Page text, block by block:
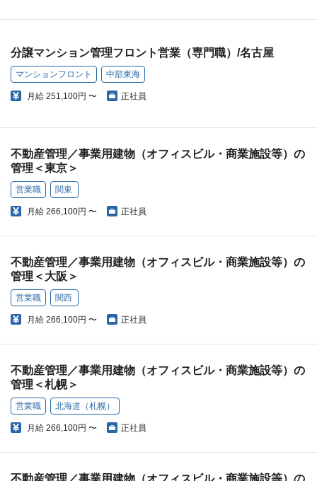
分譲マンション管理フロント営業（専門職）/名古屋
マンションフロント 中部東海
月給 251,100円 〜 正社員
不動産管理／事業用建物（オフィスビル・商業施設等）の
管理＜東京＞
営業職 関東
月給 266,100円 〜 正社員
不動産管理／事業用建物（オフィスビル・商業施設等）の
管理＜大阪＞
営業職 関西
月給 266,100円 〜 正社員
不動産管理／事業用建物（オフィスビル・商業施設等）の
管理＜札幌＞
営業職 北海道（札幌）
月給 266,100円 〜 正社員